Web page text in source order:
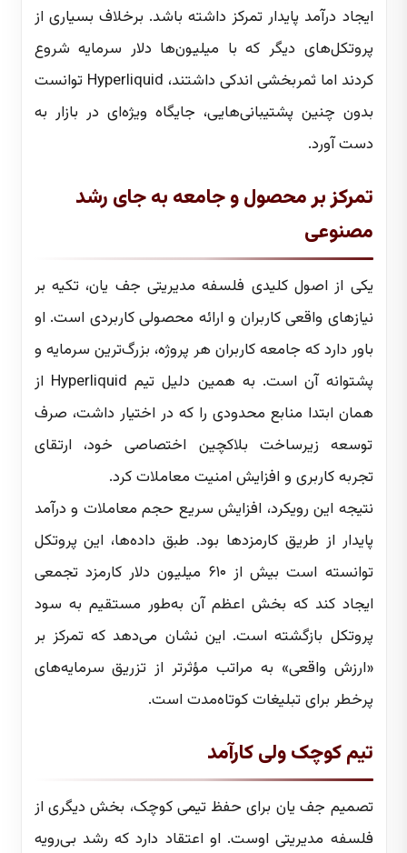
ایجاد درآمد پایدار تمرکز داشته باشد. برخلاف بسیاری از
پروتکل‌های دیگر که با میلیون‌ها دلار سرمایه شروع
کردند اما ثمربخشی اندکی داشتند، Hyperliquid توانست
بدون چنین پشتیبانی‌هایی، جایگاه ویژه‌ای در بازار به
دست آورد.
تمرکز بر محصول و جامعه به جای رشد
مصنوعی
یکی از اصول کلیدی فلسفه مدیریتی جف یان، تکیه بر
نیازهای واقعی کاربران و ارائه محصولی کاربردی است. او
باور دارد که جامعه کاربران هر پروژه، بزرگ‌ترین سرمایه و
پشتوانه آن است. به همین دلیل تیم Hyperliquid از
همان ابتدا منابع محدودی را که در اختیار داشت، صرف
توسعه زیرساخت بلاکچین اختصاصی خود، ارتقای
تجربه کاربری و افزایش امنیت معاملات کرد.
نتیجه این رویکرد، افزایش سریع حجم معاملات و درآمد
پایدار از طریق کارمزدها بود. طبق داده‌ها، این پروتکل
توانسته است بیش از ۶۱۰ میلیون دلار کارمزد تجمعی
ایجاد کند که بخش اعظم آن به‌طور مستقیم به سود
پروتکل بازگشته است. این نشان می‌دهد که تمرکز بر
«ارزش واقعی» به مراتب مؤثرتر از تزریق سرمایه‌های
پرخطر برای تبلیغات کوتاه‌مدت است.
تیم کوچک ولی کارآمد
تصمیم جف یان برای حفظ تیمی کوچک، بخش دیگری از
فلسفه مدیریتی اوست. او اعتقاد دارد که رشد بی‌رویه